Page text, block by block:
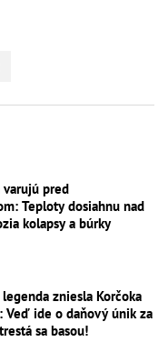
pred
Teploty dosiahnu nad
kolapsy a búrky
zniesla Korčoka
Veď ide o daňový únik za
sa basou!